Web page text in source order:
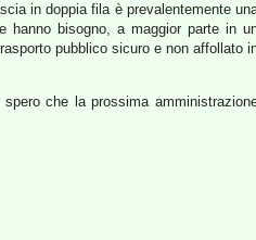
in doppia fila è prevalentemente
hanno bisogno, a maggior parte in
pubblico sicuro e non affollato
che la prossima